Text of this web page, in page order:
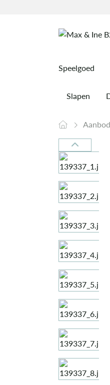
Speelgoed
Slapen
Aanbod